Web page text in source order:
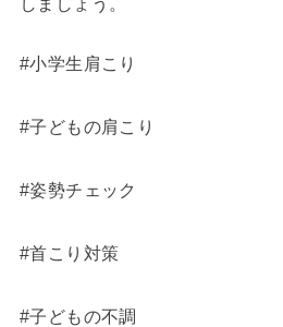
#小学生肩こり
#子どもの肩こり
#姿勢チェック
#首こり対策
#子どもの不調